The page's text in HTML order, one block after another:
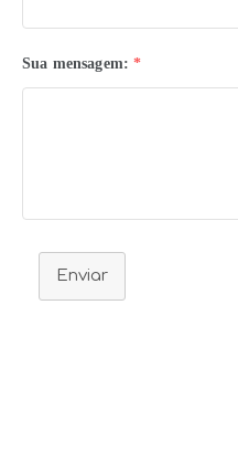
Sua mensagem: *
Enviar